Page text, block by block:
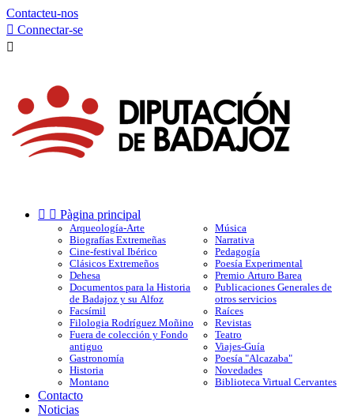
Contacteu-nos
 Connectar-se

  Pàgina principal
Arqueología-Arte
Biografías Extremeñas
Cine-festival Ibérico
Clásicos Extremeños
Dehesa
Documentos para la Historia
de Badajoz y su Alfoz
Facsímil
Filologia Rodríguez Moñino
Fuera de colección y Fondo
antiguo
Gastronomía
Historia
Montano
Música
Narrativa
Pedagogía
Poesía Experimental
Premio Arturo Barea
Publicaciones Generales de
otros servicios
Raíces
Revistas
Teatro
Viajes-Guía
Poesía "Alcazaba"
Novedades
Biblioteca Virtual Cervantes
Contacto
Noticias